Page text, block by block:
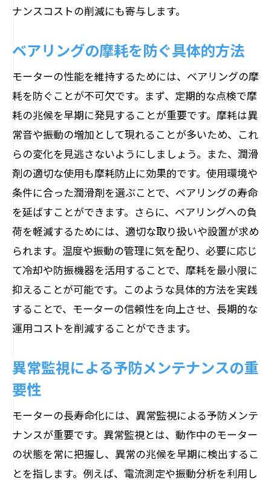
ナンスコストの削減にも寄与します。
ベアリングの摩耗を防ぐ具体的方法
モーターの性能を維持するためには、ベアリングの摩
耗を防ぐことが不可欠です。まず、定期的な点検で摩
耗の兆候を早期に発見することが重要です。摩耗は異
常音や振動の増加として現れることが多いため、これ
らの変化を見逃さないようにしましょう。また、潤滑
剤の適切な使用も摩耗防止に効果的です。使用環境や
条件に合った潤滑剤を選ぶことで、ベアリングの寿命
を延ばすことができます。さらに、ベアリングへの負
荷を軽減するためには、適切な取り扱いや設置が求め
られます。温度や振動の管理に気を配り、必要に応じ
て冷却や防振機器を活用することで、摩耗を最小限に
抑えることが可能です。このような具体的方法を実践
することで、モーターの信頼性を向上させ、長期的な
運用コストを削減することができます。
異常監視による予防メンテナンスの重
要性
モーターの長寿命化には、異常監視による予防メンテ
ナンスが重要です。異常監視とは、動作中のモーター
の状態を常に把握し、異常の兆候を早期に検出するこ
とを指します。例えば、電流測定や振動分析を利用し